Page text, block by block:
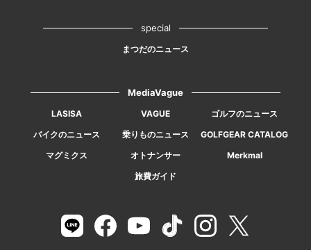
special
まつだのニュース
MediaVague
LASISA VAGUE
ゴルフのニュース
バイクのニュース
乗りものニュース
GOLFGEAR CATALOG
マグミクス
オトナンサー
Merkmal
旅費ガイド